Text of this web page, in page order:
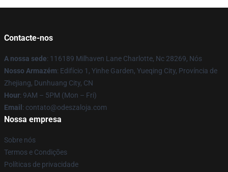
Contacte-nos
A nossa sede: 116189 Milhaven Lane Charlotte, Nc 28269, Nós
Nosso Armazém: Edifício 1, Yinhe Garden, Yueqing City, Província de
Zhejiang, Dunhuang City, CN
Hour: 9AM – 5PM (Mon – Fri)
Email : contato@odeszaloja.com
Nossa empresa
Sobre nós
Termos e Condições
Políticas de privacidade